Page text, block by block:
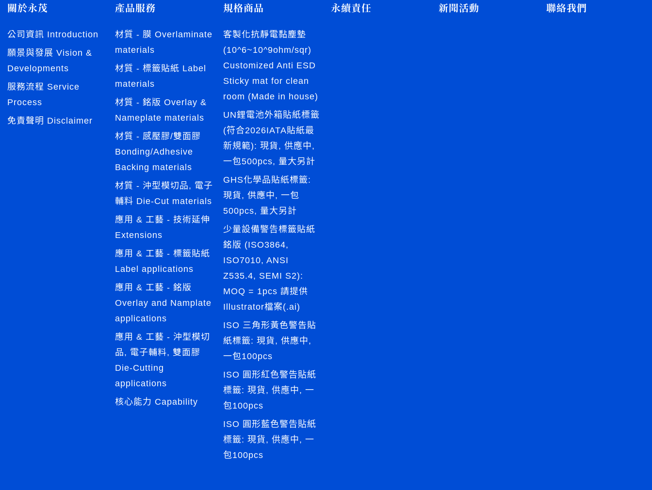
關於永茂
公司資訊 Introduction
願景與發展 Vision &
Developments
服務流程 Service
Process
免責聲明 Disclaimer
產品服務
材質 - 膜 Overlaminate
materials
材質 - 標籤貼紙 Label
materials
材質 - 銘版 Overlay &
Nameplate materials
材質 - 感壓膠/雙面膠
Bonding/Adhesive
Backing materials
材質 - 沖型模切品, 電子
輔料 Die-Cut materials
應用 & 工藝 - 技術延伸
Extensions
應用 & 工藝 - 標籤貼紙
Label applications
應用 & 工藝 - 銘版
Overlay and Namplate
applications
應用 & 工藝 - 沖型模切
品, 電子輔料, 雙面膠
Die-Cutting
applications
核心能力 Capability
規格商品
客製化抗靜電黏塵墊
(10^6~10^9ohm/sqr)
Customized Anti ESD
Sticky mat for clean
room (Made in house)
UN鋰電池外箱貼紙標籤
(符合2026IATA貼紙最
新規範): 現貨, 供應中,
一包500pcs, 量大另計
GHS化學品貼紙標籤:
現貨, 供應中, 一包
500pcs, 量大另計
少量設備警告標籤貼紙
銘版 (ISO3864,
ISO7010, ANSI
Z535.4, SEMI S2):
MOQ = 1pcs 請提供
Illustrator檔案(.ai)
ISO 三角形黃色警告貼
紙標籤: 現貨, 供應中,
一包100pcs
ISO 圓形紅色警告貼紙
標籤: 現貨, 供應中, 一
包100pcs
ISO 圓形藍色警告貼紙
標籤: 現貨, 供應中, 一
包100pcs
永續責任 新聞活動 聯絡我們